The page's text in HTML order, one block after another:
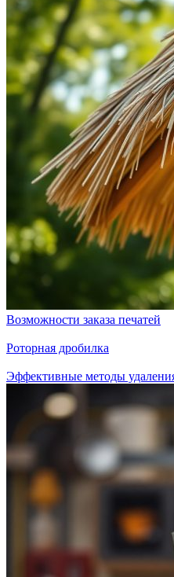
Возможности заказа печатей
Роторная дробилка
Эффективные методы